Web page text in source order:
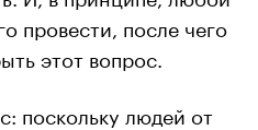
провести, после чего
этот вопрос.
поскольку людей от